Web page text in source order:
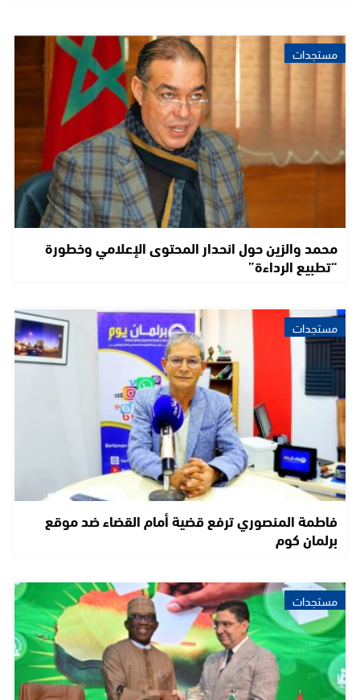
مستجدات
محمد والزين حول انحدار المحتوى الإعلامي وخطورة
“تطبيع الرداءة”
مستجدات
فاطمة المنصوري ترفع قضية أمام القضاء ضد موقع
برلمان كوم
مستجدات